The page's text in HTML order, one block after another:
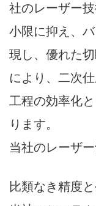
社のレーザー
小限に抑え、
現し、優れた
により、二次
工程の効率化
ります。
当社のレーザ
比類なき精度